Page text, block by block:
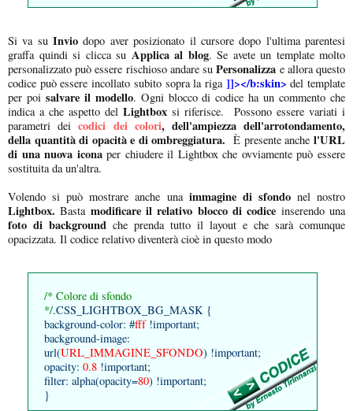
Si va suInviodopo aver posizionato il cursore dopo l'ultima parentesi
graffa quindi si clicca su Applica al blog. Se avete un template molto
personalizzato può essere rischioso andare suPersonalizza e allora questo
codice può essere incollato subito sopra la riga]]></b:skin> del template
per poi salvare il modello. Ogni blocco di codice ha un commento che
indica a che aspetto del Lightbox si riferisce. Possono essere variati i
parametri deicodici dei colori, dell'ampiezza dell'arrotondamento,
della quantità di opacità e di ombreggiatura.È presente anchel'URL
di una nuova iconaper chiudere il Lightbox che ovviamente può essere
sostituita da un'altra.
Volendo si può mostrare anche unaimmagine di sfondonel nostro
Lightbox. Basta modificare il relativo blocco di codice inserendo una
foto di background che prenda tutto il layout e che sarà comunque
opacizzata. Il codice relativo diventerà cioè in questo modo
/* Colore di sfondo
*/.CSS_LIGHTBOX_BG_MASK {
background-color: #fff !important;
background-image:
url(URL_IMMAGINE_SFONDO) !important;
opacity: 0.8 !important;
filter: alpha(opacity=80) !important;
}